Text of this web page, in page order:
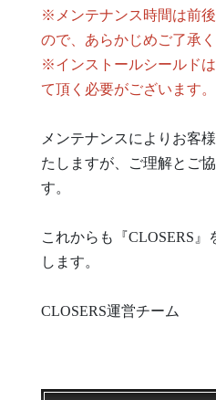
※メンテナンス時間は前
ので、あらかじめご了承く
※インストールシールド
て頂く必要がございます。
メンテナンスによりお客
たしますが、ご理解とご
す。
これからも『CLOSERS
します。
CLOSERS運営チーム